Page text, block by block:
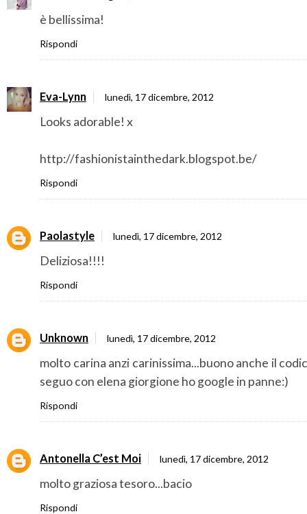
è bellissima!
Rispondi
Eva-Lynn lunedì, 17 dicembre, 2012
Looks adorable! x
http://fashionistainthedark.blogspot.be/
Rispondi
Paolastyle lunedì, 17 dicembre, 2012
Deliziosa!!!!
Rispondi
Unknown lunedì, 17 dicembre, 2012
molto carina anzi carinissima...buono anche il
seguo con elena giorgione ho google in panne:)
Rispondi
Antonella C’est Moi lunedì, 17 dicembre, 2012
molto graziosa tesoro...bacio
Rispondi